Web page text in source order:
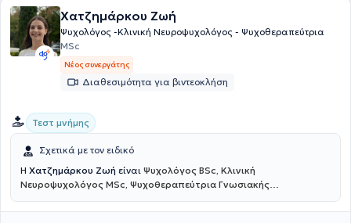
Χατζημάρκου Ζωή
Ψυχολόγος -Κλινική Νευροψυχολόγος - Ψυχοθεραπεύτρια
MSc
Νέος συνεργάτης
Διαθεσιμότητα για βιντεοκλήση
Τεστ μνήμης
Σχετικά με τον ειδικό
Η Χατζημάρκου Ζωή είναι Ψυχολόγος BSc, Κλινική
Νευροψυχολόγος MSc, Ψυχοθεραπεύτρια Γνωσιακής
συνεδρίες. Είναι αριστούχος απόφοιτη του Αριστοτελείου